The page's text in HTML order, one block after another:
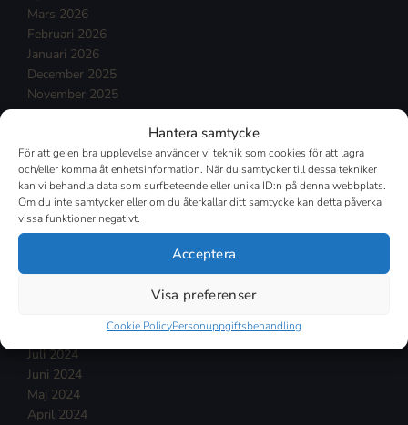
Hantera samtycke
För att ge en bra upplevelse använder vi teknik som cookies för att lagra
och/eller komma åt enhetsinformation. När du samtycker till dessa tekniker
kan vi behandla data som surfbeteende eller unika ID:n på denna webbplats.
Om du inte samtycker eller om du återkallar ditt samtycke kan detta påverka
vissa funktioner negativt.
Acceptera
Visa preferenser
Cookie PolicyPersonuppgiftsbehandling
Mars 2026
Februari 2026
Januari 2026
December 2025
November 2025
Oktober 2025
Augusti 2025
Juli 2025
Mars 2025
Februari 2025
Januari 2025
November 2024
Juli 2024
Juni 2024
Maj 2024
April 2024